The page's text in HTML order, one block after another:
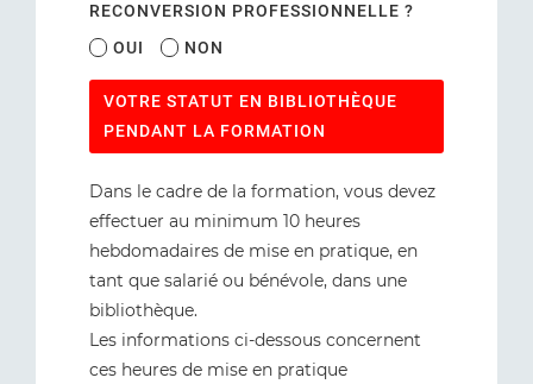
RECONVERSION PROFESSIONNELLE ?
OUI
NON
VOTRE STATUT EN BIBLIOTHÈQUE
PENDANT LA FORMATION
Dans le cadre de la formation, vous devez
effectuer au minimum 10 heures
hebdomadaires de mise en pratique, en
tant que salarié ou bénévole, dans une
bibliothèque.
Les informations ci-dessous concernent
ces heures de mise en pratique